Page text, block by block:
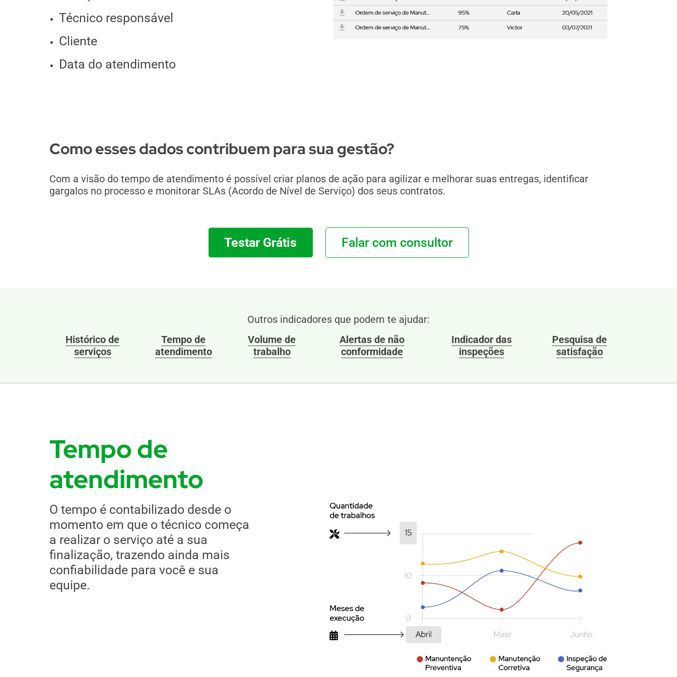
Técnico responsável
Cliente
Data do atendimento
Como esses dados contribuem para sua gestão?
Com a visão do tempo de atendimento é possível criar planos de ação para agilizar e melhorar suas entregas, identificar
gargalos no processo e monitorar SLAs (Acordo de Nível de Serviço) dos seus contratos.
Testar Grátis Falar com consultor
Outros indicadores que podem te ajudar:
Histórico de
serviços
Tempo de
atendimento
Volume de
trabalho
Alertas de não
conformidade
Indicador das
inspeções
Pesquisa de
satisfação
Tempo de
atendimento
O tempo é contabilizado desde o
momento em que o técnico começa
a realizar o serviço até a sua
finalização, trazendo ainda mais
confiabilidade para você e sua
equipe.